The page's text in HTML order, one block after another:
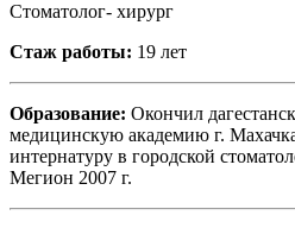
Стоматолог- хирург
Стаж работы: 19 лет
Образование: Окончил
медицинскую академию г.
интернатуру в городской
Мегион 2007 г.